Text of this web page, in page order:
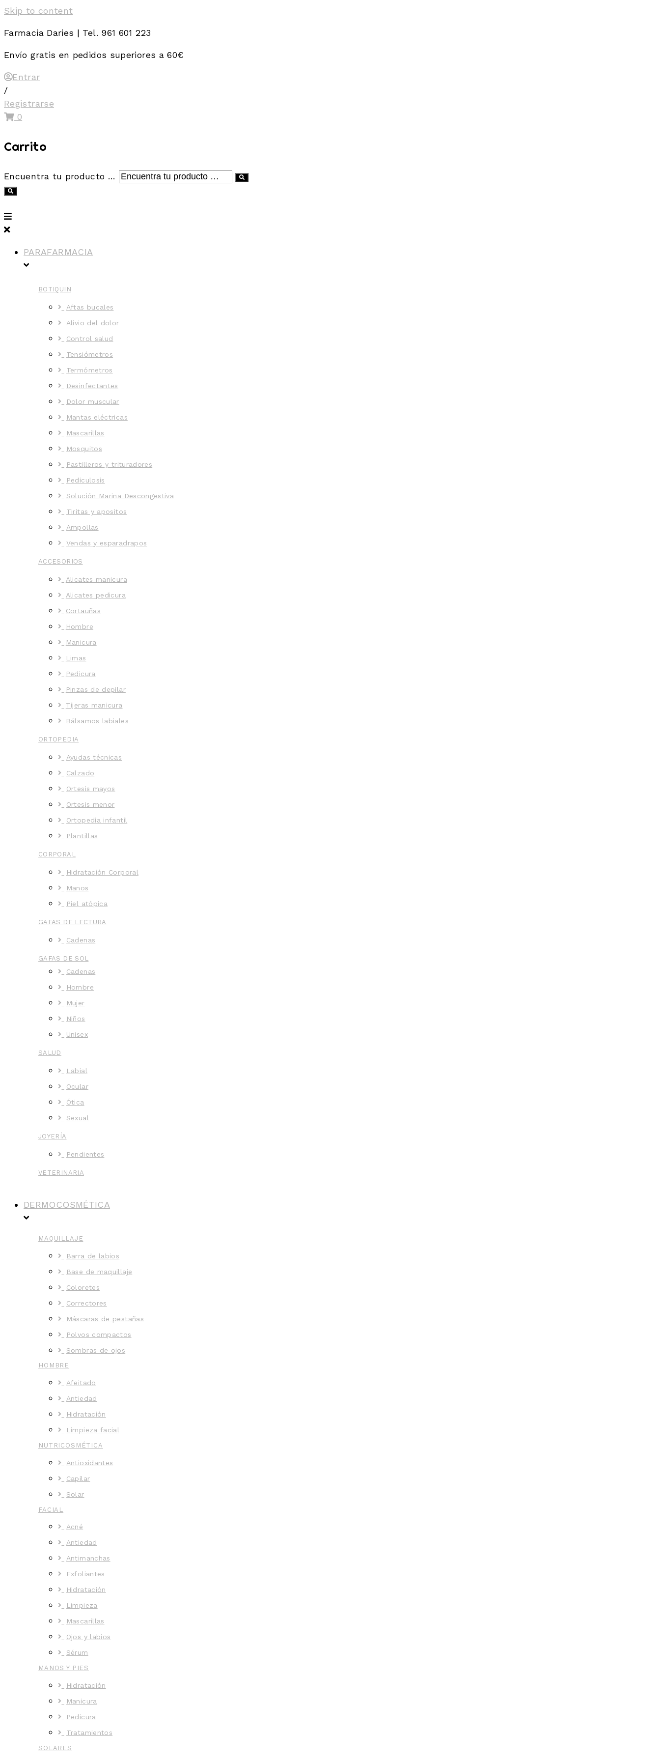
Skip to content
Farmacia Daries | Tel. 961 601 223
Envío gratis en pedidos superiores a 60€
Entrar
/
Registrarse
0
Carrito
Encuentra tu producto …
PARAFARMACIA
BOTIQUIN
Aftas bucales
Alivio del dolor
Control salud
Tensiómetros
Termómetros
Desinfectantes
Dolor muscular
Mantas eléctricas
Mascarillas
Mosquitos
Pastilleros y trituradores
Pediculosis
Solución Marina Descongestiva
Tiritas y apositos
Ampollas
Vendas y esparadrapos
ACCESORIOS
Alicates manicura
Alicates pedicura
Cortauñas
Hombre
Manicura
Limas
Pedicura
Pinzas de depilar
Tijeras manicura
Bálsamos labiales
ORTOPEDIA
Ayudas técnicas
Calzado
Ortesis mayos
Ortesis menor
Ortopedia infantil
Plantillas
CORPORAL
Hidratación Corporal
Manos
Piel atópica
GAFAS DE LECTURA
Cadenas
GAFAS DE SOL
Cadenas
Hombre
Mujer
Niños
Unisex
SALUD
Labial
Ocular
Ótica
Sexual
JOYERÍA
Pendientes
VETERINARIA
DERMOCOSMÉTICA
MAQUILLAJE
Barra de labios
Base de maquillaje
Coloretes
Correctores
Máscaras de pestañas
Polvos compactos
Sombras de ojos
HOMBRE
Afeitado
Antiedad
Hidratación
Limpieza facial
NUTRICOSMÉTICA
Antioxidantes
Capilar
Solar
FACIAL
Acné
Antiedad
Antimanchas
Exfoliantes
Hidratación
Limpieza
Mascarillas
Ojos y labios
Sérum
MANOS Y PIES
Hidratación
Manicura
Pedicura
Tratamientos
SOLARES